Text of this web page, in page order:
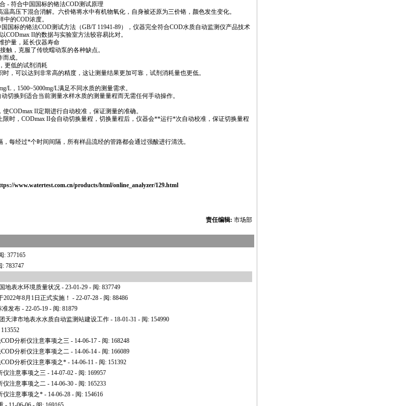
- 符合中国国标的铬法COD测试原理
高压下混合消解。六价铬将水中有机物氧化，自身被还原为三价铬，颜色发生变化。
的COD浓度。
国标的铬法COD测试方法（GB/T 11941-89），仪器完全符合COD水质自动监测仪产品技术
CODmax II的数据与实验室方法较容易比对。
护量，延长仪器寿命
触，克服了传统蠕动泵的各种缺点。
成。
更低的试剂消耗
，可以达到非常高的精度，这让测量结果更加可靠，试剂消耗量也更低。
L，1500~5000mg/L满足不同水质的测量需求。
切换到适合当前测量水样水质的测量量程而无需任何手动操作。
使CODmax II定期进行自动校准，保证测量的准确。
时， CODmax II会自动切换量程，切换量程后，仪器会**运行*次自动校准，保证切换量程
，每经过*个时间间隔，所有样品流经的管路都会通过强酸进行清洗。
www.watertest.com.cn/products/html/online_analyzer/129.html
责任编辑: 市场部
: 377165
: 783747
地表水环境质量状况 - 23-01-29 - 阅: 837749
年8月1日正式实施！ - 22-07-28 - 阅: 88486
准发布 - 22-05-19 - 阅: 81879
天津市地表水水质自动监测站建设工作 - 18-01-31 - 阅: 154990
分析仪注意事项之三 - 14-06-17 - 阅: 168248
分析仪注意事项之二 - 14-06-14 - 阅: 166089
分析仪注意事项之* - 14-06-11 - 阅: 151392
仪注意事项之三 - 14-07-02 - 阅: 169957
仪注意事项之二 - 14-06-30 - 阅: 165233
仪注意事项之* - 14-06-28 - 阅: 154616